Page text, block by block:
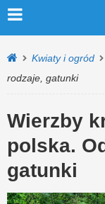
Kwiaty i ogród
rodzaje, gatunki
Wierzby
polska.
gatunki